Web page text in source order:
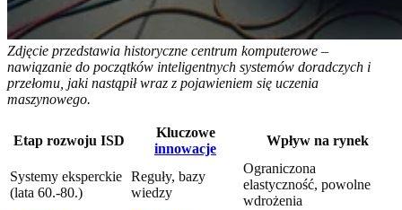
Zdjęcie przedstawia historyczne centrum komputerowe –
nawiązanie do początków inteligentnych systemów doradczych i
przełomu, jaki nastąpił wraz z pojawieniem się uczenia
maszynowego.
Etap rozwoju ISD
Kluczowe
innowacje
Wpływ na rynek
Systemy eksperckie
(lata 60.-80.)
Reguły, bazy
wiedzy
Ograniczona
elastyczność, powolne
wdrożenia